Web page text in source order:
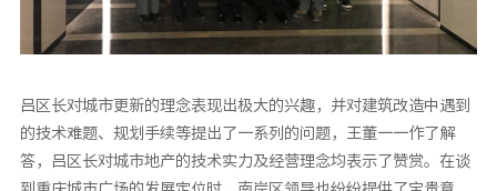
吕区长对城市更新的理念表现出极大的兴趣，并对建筑改造中遇到
的技术难题、规划手续等提出了一系列的问题，王董一一作了解
答，吕区长对城市地产的技术实力及经营理念均表示了赞赏。在谈